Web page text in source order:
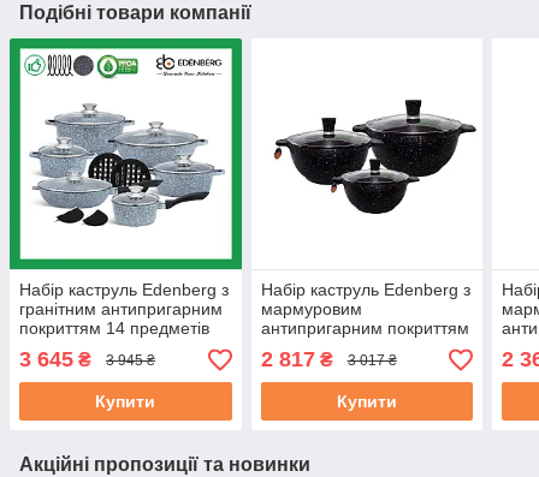
Подібні товари компанії
Набір каструль Edenberg з
гранітним антипригарним
покриттям 14 предметів
(EB-8145)
3 645 ₴ 3 945 ₴
Купити
Набір каструль Edenberg з
мармуровим
антипригарним покриттям
6 предметів (EB-3985)
2 817₴ 3 017 ₴
Купити
6
2
Акційні пропозиції та новинки